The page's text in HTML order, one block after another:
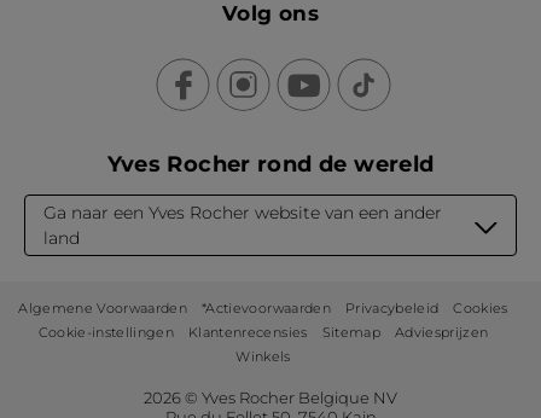
Volg ons
Yves Rocher rond de wereld
Ga naar een Yves Rocher website van een ander
land
Algemene Voorwaarden *Actievoorwaarden Privacybeleid
Cookies
Cookie-instellingen
Klantenrecensies Sitemap
Adviesprijzen
Winkels
2026 © Yves Rocher Belgique NV